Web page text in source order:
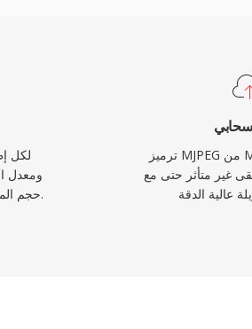
ومعدل
حجم الملف والدقة البصرية لسير عملك.
ترميز MJPEG من MP4 يتم بالكامل في
غير متأثر حتى مع